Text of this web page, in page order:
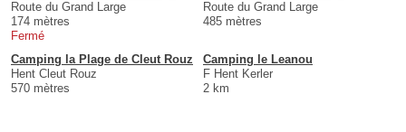
Route du Grand Large
174 mètres
Fermé
Route du Grand Large
485 mètres
Camping la Plage de Cleut Rouz
Hent Cleut Rouz
570 mètres
Camping le Leanou
F Hent Kerler
2 km